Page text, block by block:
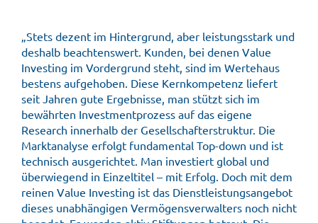
„Stets dezent im Hintergrund, aber leistungsstark und
deshalb beachtenswert. Kunden, bei denen Value
Investing im Vordergrund steht, sind im Wertehaus
bestens aufgehoben. Diese Kernkompetenz liefert
seit Jahren gute Ergebnisse, man stützt sich im
bewährten Investmentprozess auf das eigene
Research innerhalb der Gesellschafterstruktur. Die
Marktanalyse erfolgt fundamental Top-down und ist
technisch ausgerichtet. Man investiert global und
überwiegend in Einzeltitel – mit Erfolg. Doch mit dem
reinen Value Investing ist das Dienstleistungsangebot
dieses unabhängigen Vermögensverwalters noch nicht